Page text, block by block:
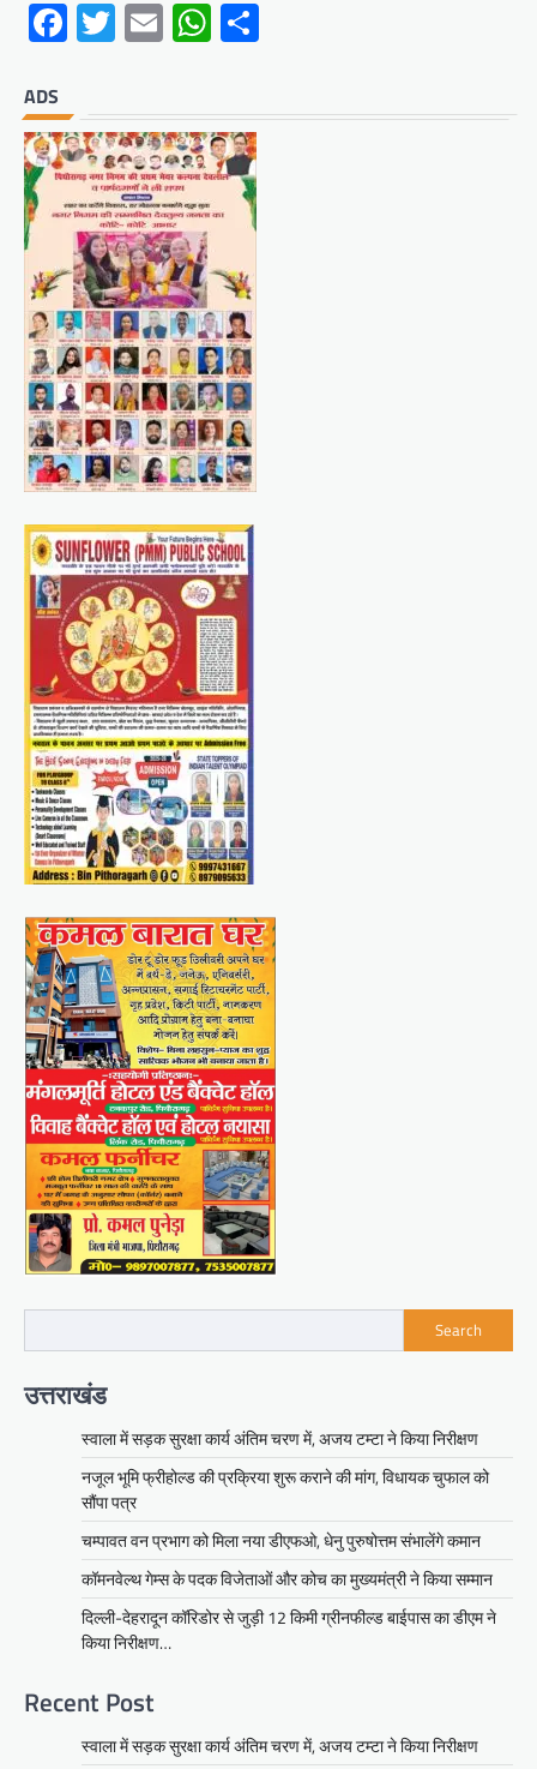
Facebook
Twitter
EmailWhatsApp
ADS
Search
उत्तराखंड
स्वाला में सड़क सुरक्षा कार्य अंतिम चरण में, अजय टम्टा ने किया निरीक्षण
नजूल भूमि फ्रीहोल्ड की प्रक्रिया शुरू कराने की मांग, विधायक चुफाल को
सौंपा पत्र
चम्पावत वन प्रभाग को मिला नया डीएफओ, धेनु पुरुषोत्तम संभालेंगे कमान
कॉमनवेल्थ गेम्स के पदक विजेताओं और कोच का मुख्यमंत्री ने किया सम्मान
दिल्ली-देहरादून कॉरिडोर से जुड़ी 12 किमी ग्रीनफील्ड बाईपास का डीएम ने
किया निरीक्षण…
Recent Post
स्वाला में सड़क सुरक्षा कार्य अंतिम चरण में, अजय टम्टा ने किया निरीक्षण